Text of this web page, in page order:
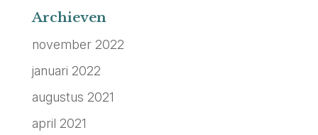
Archieven
november 2022
januari 2022
augustus 2021
april 2021